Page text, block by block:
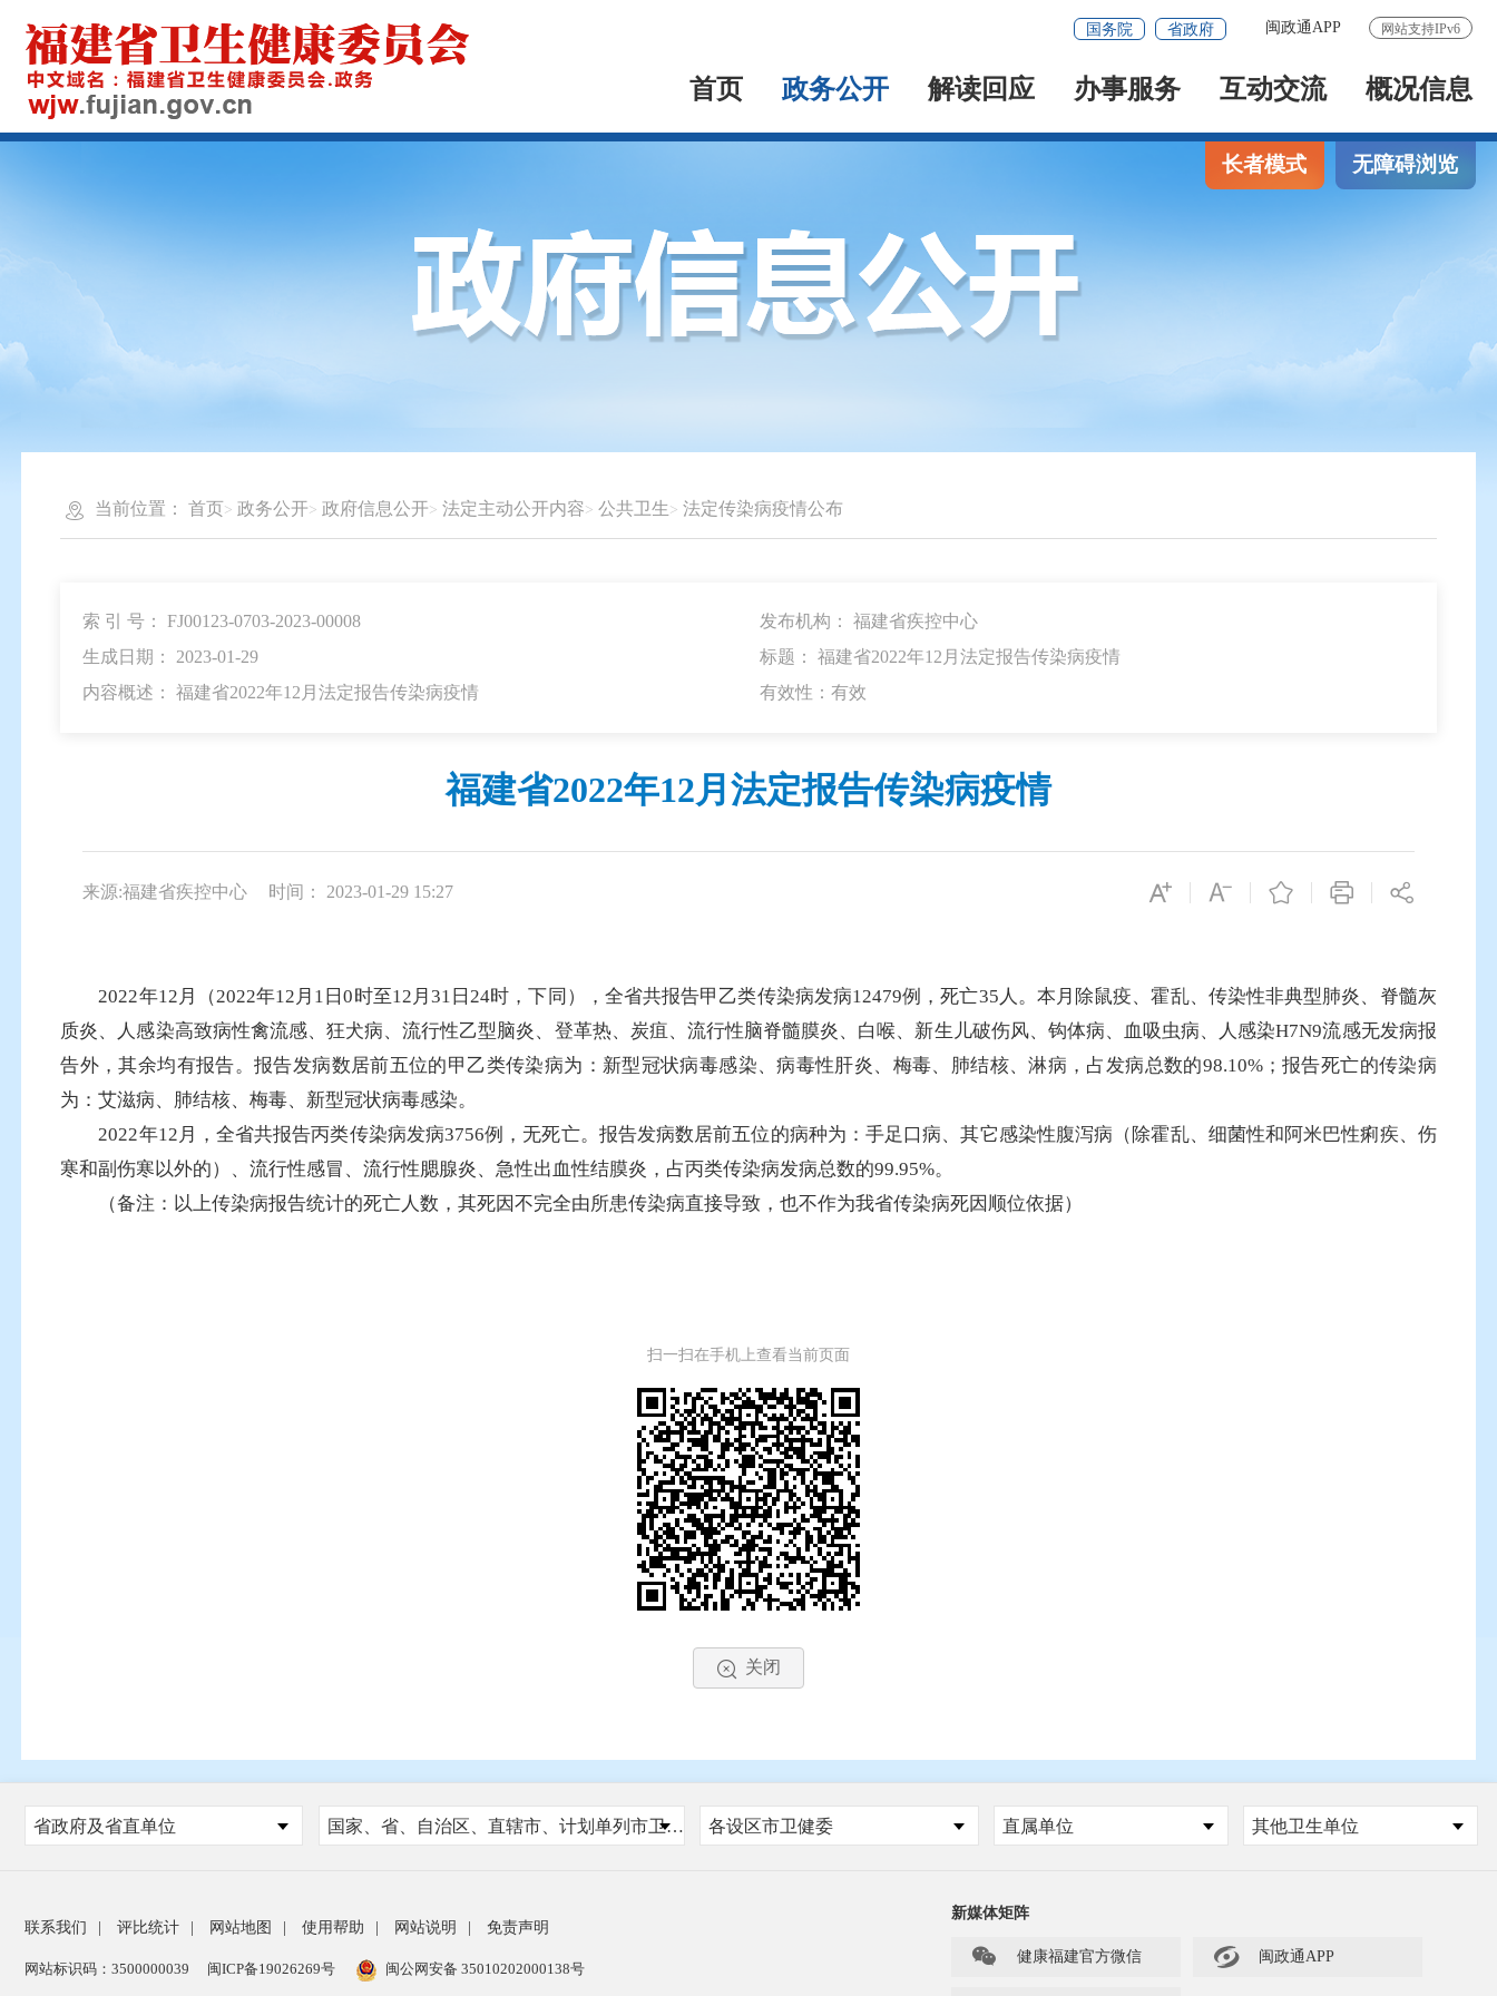
网站支持IPv6
闽政通APP
国务院 省政府
首页 政务公开 解读回应 办事服务 互动交流 概况信息
长者模式 无障碍浏览
当前位置： 首页 政务公开 政府信息公开 法定主动公开内容 公共卫生 法定传染病疫情公布
索 引 号： FJ00123-0703-2023-00008
发布机构： 福建省疾控中心
生成日期： 2023-01-29
标题： 福建省2022年12月法定报告传染病疫情
内容概述： 福建省2022年12月法定报告传染病疫情
有效性：有效
福建省2022年12月法定报告传染病疫情
来源:福建省疾控中心 时间： 2023-01-29 15:27
2022年12月（2022年12月1日0时至12月31日24时，下同），全省共报告甲乙类传染病发病12479例，死亡35人。本月除鼠疫、霍乱、传染性非典型肺炎、脊髓灰
质炎、人感染高致病性禽流感、狂犬病、流行性乙型脑炎、登革热、炭疽、流行性脑脊髓膜炎、白喉、新生儿破伤风、钩体病、血吸虫病、人感染H7N9流感无发病报
告外，其余均有报告。报告发病数居前五位的甲乙类传染病为：新型冠状病毒感染、病毒性肝炎、梅毒、肺结核、淋病，占发病总数的98.10%；报告死亡的传染病
为：艾滋病、肺结核、梅毒、新型冠状病毒感染。
2022年12月，全省共报告丙类传染病发病3756例，无死亡。报告发病数居前五位的病种为：手足口病、其它感染性腹泻病（除霍乱、细菌性和阿米巴性痢疾、伤
寒和副伤寒以外的）、流行性感冒、流行性腮腺炎、急性出血性结膜炎，占丙类传染病发病总数的99.95%。
（备注：以上传染病报告统计的死亡人数，其死因不完全由所患传染病直接导致，也不作为我省传染病死因顺位依据）
扫一扫在手机上查看当前页面
关闭
省政府及省直单位 国家、省、自治区、直辖市、计划单列市卫健委 各设区市卫健委 直属单位 其他卫生单位
联系我们 评比统计 网站地图 使用帮助 网站说明 免责声明
网站标识码：3500000039 闽ICP备19026269号 闽公网安备 35010202000138号
新媒体矩阵
 健康福建官方微信  闽政通APP